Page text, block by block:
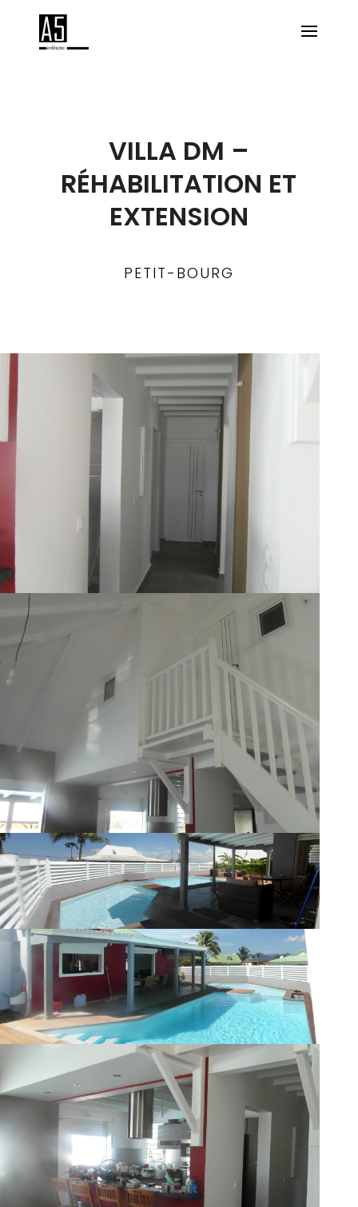
VILLA DM –
RÉHABILITATION ET
EXTENSION
PETIT-BOURG